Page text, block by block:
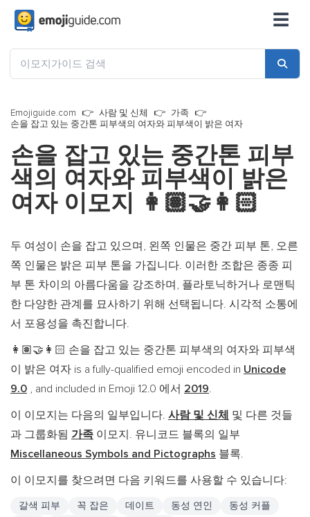
☰
Emojiguide.com 사람 및 신체
가족
손을 잡고 있는 중간톤 피부색의 여자와 피부색이 밝은 여자
손을 잡고 있는 중간톤 피부
색의 여자와 피부색이 밝은
여자 이모지
👩🏽‍🤝‍👩🏻
두 여성이 손을 잡고 있으며, 왼쪽 인물은 중간 피부 톤, 오른
쪽 인물은 밝은 피부 톤을 가집니다. 이러한 조합은 종종 피
부 톤 차이의 아름다움을 강조하며, 플라토닉하거나 로맨틱
한 다양한 관계를 묘사하기 위해 선택됩니다. 시각적 소통에
서 포용성을 촉진합니다.
👩🏽‍🤝‍👩🏻 손을 잡고 있는 중간톤 피부색의 여자와 피부색
이 밝은 여자 is a fully-qualified emoji encoded in Unicode
9.0 , and included in Emoji 12.0 에서 2019.
이 이모지는 다음의 일부입니다. 사람 및 신체 및 다른 것들
과 그룹화됨 가족 이모지. 유니코드 블록의 일부
Miscellaneous Symbols and Pictographs 블록.
이 이모지를 찾으려면 다음 키워드를 사용할 수 있습니다:
갈색 피부 꼭 잡은 데이트 동성 연인
동성 커플